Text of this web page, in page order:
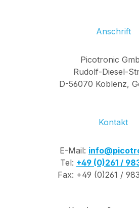
Anschrift
Picotronic
Rudolf-Diesel-
D-56070 Koblenz,
Kontakt
E-Mail:
Tel: +49 (0)261 /
Fax: +49 (0)261 /